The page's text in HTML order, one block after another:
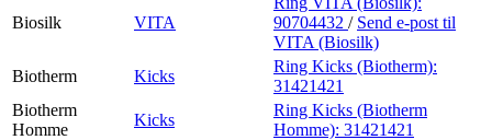
Biosilk VITA
90704432 / Send e-post til
VITA (Biosilk)
Biotherm
Kicks
Ring Kicks (Biotherm):
31421421
Biotherm
Homme
Kicks
Ring Kicks (Biotherm
Homme): 31421421